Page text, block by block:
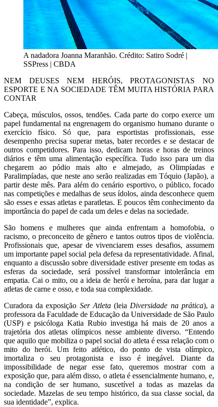
A nadadora Joanna Maranhão. Crédito: Satiro Sodré |
SSPress | CBDA
NEM DEUSES NEM HERÓIS, PROTAGONISTAS NO
ESPORTE E NA SOCIEDADE TÊM MUITA HISTÓRIA PARA
CONTAR
Cabeça, músculos, ossos, tendões. Cada parte do corpo exerce um
papel fundamental na engrenagem do organismo humano durante o
exercício físico. Só que, para esportistas profissionais, esse
desempenho precisa superar metas, bater recordes e se destacar de
outros competidores. Para isso, dedicam horas e horas de treinos
diários e têm uma alimentação específica. Tudo isso para um dia
chegarem ao pódio mais alto e almejado, as Olimpíadas e
Paralimpíadas, que neste ano serão realizadas em Tóquio (Japão), a
partir deste mês. Para além do cenário esportivo, o público, focado
nas competições e medalhas de seus ídolos, ainda desconhece quem
são esses e essas atletas e paratletas. E poucos têm conhecimento da
importância do papel de cada um deles e delas na sociedade.
São homens e mulheres que ainda enfrentam a homofobia, o
racismo, o preconceito de gênero e tantos outros tipos de violência.
Profissionais que, apesar de vivenciarem esses desafios, assumem
um importante papel social pela defesa da representatividade. Afinal,
enquanto a discussão sobre diversidade estiver presente em todas as
esferas da sociedade, será possível transformar intolerância em
empatia. Cai o mito, ou a ideia de herói e heroína, para dar lugar a
atletas de carne e osso, e toda sua complexidade.
Curadora da exposição Ser Atleta(leia Diversidade na prática), a
professora da Faculdade de Educação da Universidade de São Paulo
(USP) e psicóloga Katia Rubio investiga há mais de 20 anos a
trajetória dos atletas olímpicos nesse ambiente diverso. “Entendo
que aquilo que mobiliza o papel social do atleta é essa relação com o
mito do herói. Um feito atlético, do ponto de vista olímpico,
imortaliza o seu protagonista e isso é inegável. Diante da
impossibilidade de negar esse fato, queremos mostrar com a
exposição que, para além disso, o atleta é essencialmente humano, e,
na condição de ser humano, suscetível a todas as mazelas da
sociedade. Mazelas de seu tempo histórico, da sua classe social, da
sua identidade”, explica.